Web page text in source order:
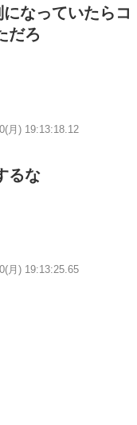
なっていたらコ
だろ
月) 19:13:18.12
るな
月) 19:13:25.65